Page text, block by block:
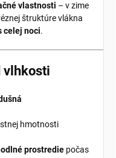
vlastnosti – v zime
štruktúre vlákna
celej noci.
vlhkosti
hmotnosti
prostredie počas